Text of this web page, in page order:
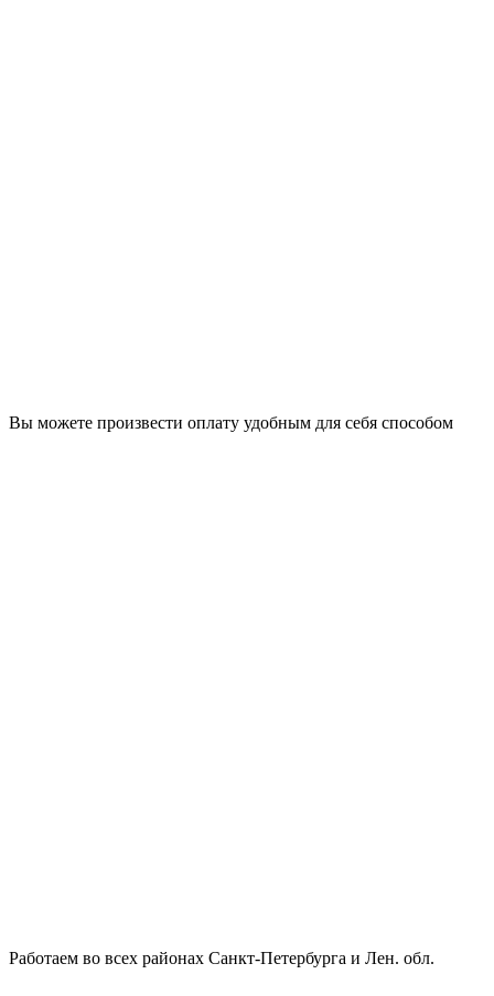
Вы можете произвести оплату удобным для себя способом
Работаем во всех районах Санкт-Петербурга и Лен. обл.